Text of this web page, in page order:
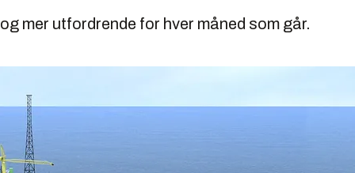
mer utfordrende for hver måned som går.